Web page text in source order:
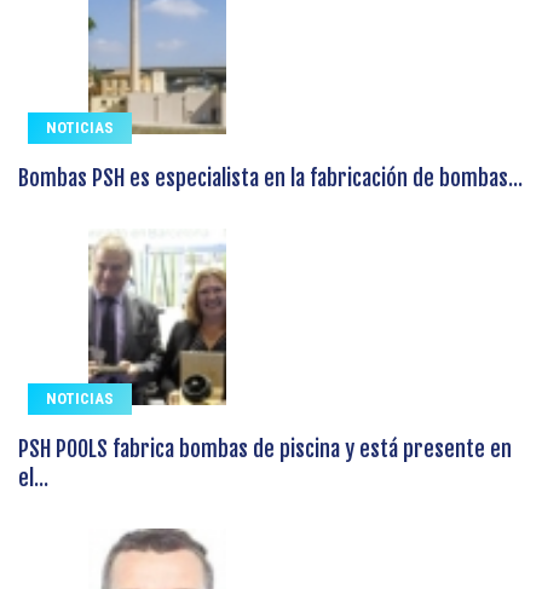
NOTICIAS
Bombas PSH es especialista en la fabricación de bombas...
NOTICIAS
PSH POOLS fabrica bombas de piscina y está presente en
el...